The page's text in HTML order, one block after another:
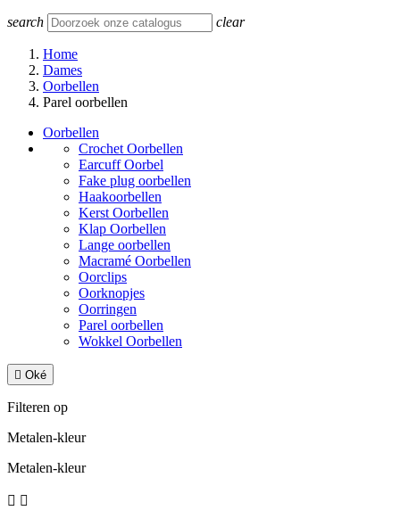
search clear
Home
Dames
Oorbellen
Parel oorbellen
Oorbellen
Crochet Oorbellen
Earcuff Oorbel
Fake plug oorbellen
Haakoorbellen
Kerst Oorbellen
Klap Oorbellen
Lange oorbellen
Macramé Oorbellen
Oorclips
Oorknopjes
Oorringen
Parel oorbellen
Wokkel Oorbellen
 Oké
Filteren op
Metalen-kleur
Metalen-kleur
 